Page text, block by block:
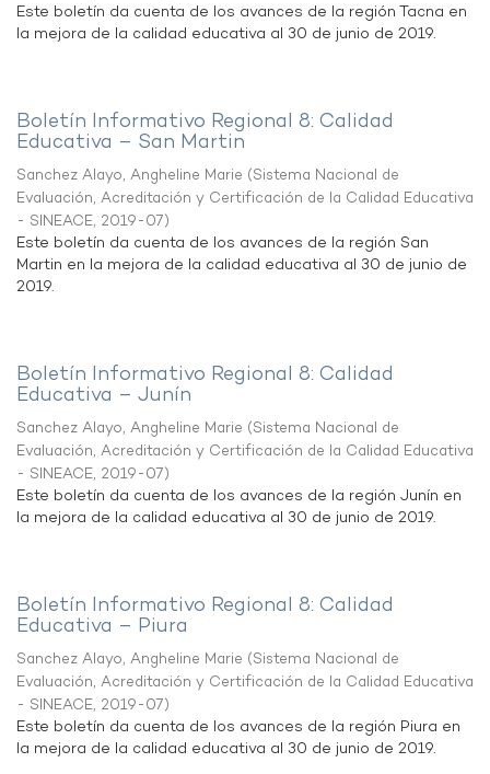
Este boletín da cuenta de los avances de la región Tacna en
la mejora de la calidad educativa al 30 de junio de 2019.
Boletín Informativo Regional 8: Calidad
Educativa – San Martin
Sanchez Alayo, Angheline Marie (Sistema Nacional de
Evaluación, Acreditación y Certificación de la Calidad Educativa
- SINEACE, 2019-07)
Este boletín da cuenta de los avances de la región San
Martin en la mejora de la calidad educativa al 30 de junio de
2019.
Boletín Informativo Regional 8: Calidad
Educativa – Junín
Sanchez Alayo, Angheline Marie (Sistema Nacional de
Evaluación, Acreditación y Certificación de la Calidad Educativa
- SINEACE, 2019-07)
Este boletín da cuenta de los avances de la región Junín en
la mejora de la calidad educativa al 30 de junio de 2019.
Boletín Informativo Regional 8: Calidad
Educativa – Piura
Sanchez Alayo, Angheline Marie (Sistema Nacional de
Evaluación, Acreditación y Certificación de la Calidad Educativa
- SINEACE, 2019-07)
Este boletín da cuenta de los avances de la región Piura en
la mejora de la calidad educativa al 30 de junio de 2019.